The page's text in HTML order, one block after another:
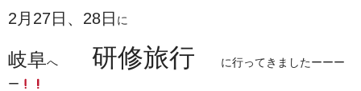
2月27日、28日 に
岐阜へ 研修旅行
に行ってきましたーーー
ー